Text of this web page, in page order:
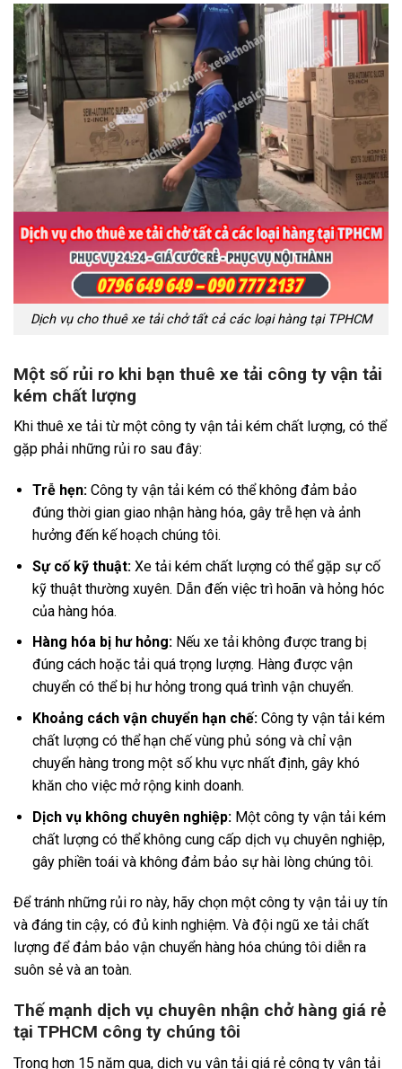
Dịch vụ cho thuê xe tải chở tất cả các loại hàng tại TPHCM
Một số rủi ro khi bạn thuê xe tải công ty vận tải
kém chất lượng
Khi thuê xe tải từ một công ty vận tải kém chất lượng, có thể
gặp phải những rủi ro sau đây:
Trễ hẹn: Công ty vận tải kém có thể không đảm bảo
đúng thời gian giao nhận hàng hóa, gây trễ hẹn và ảnh
hưởng đến kế hoạch chúng tôi.
Sự cố kỹ thuật:Xe tải kém chất lượng có thể gặp sự cố
kỹ thuật thường xuyên. Dẫn đến việc trì hoãn và hỏng hóc
của hàng hóa.
Hàng hóa bị hư hỏng: Nếu xe tải không được trang bị
đúng cách hoặc tải quá trọng lượng. Hàng được vận
chuyển có thể bị hư hỏng trong quá trình vận chuyển.
Khoảng cách vận chuyển hạn chế:Công ty vận tải kém
chất lượng có thể hạn chế vùng phủ sóng và chỉ vận
chuyển hàng trong một số khu vực nhất định, gây khó
khăn cho việc mở rộng kinh doanh.
Dịch vụ không chuyên nghiệp:Một công ty vận tải kém
chất lượng có thể không cung cấp dịch vụ chuyên nghiệp,
gây phiền toái và không đảm bảo sự hài lòng chúng tôi.
Để tránh những rủi ro này, hãy chọn một công ty vận tải uy tín
và đáng tin cậy, có đủ kinh nghiệm. Và đội ngũ xe tải chất
lượng để đảm bảo vận chuyển hàng hóa chúng tôi diễn ra
suôn sẻ và an toàn.
Thế mạnh dịch vụ chuyên nhận chở hàng giá rẻ
tại TPHCM công ty chúng tôi
Trong hơn 15 năm qua, dịch vụ vận tải giá rẻ công ty vận tải